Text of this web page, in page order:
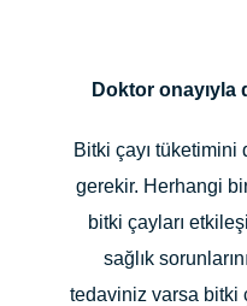
Doktor
Bitki çayı tüketimini
gerekir. Herhangi
bitki çayları
sağlık
tedaviniz varsa bitki